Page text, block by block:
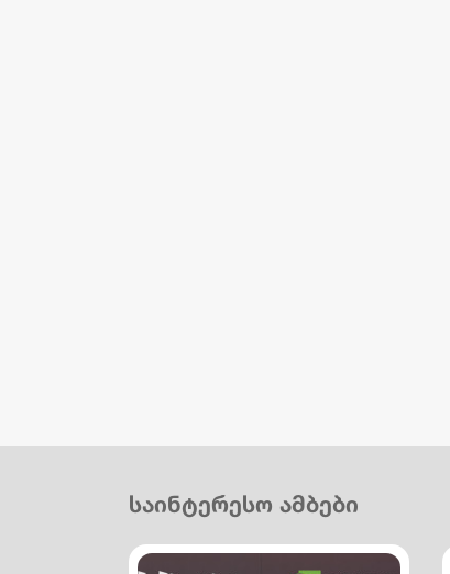
საინტერესო ამბები